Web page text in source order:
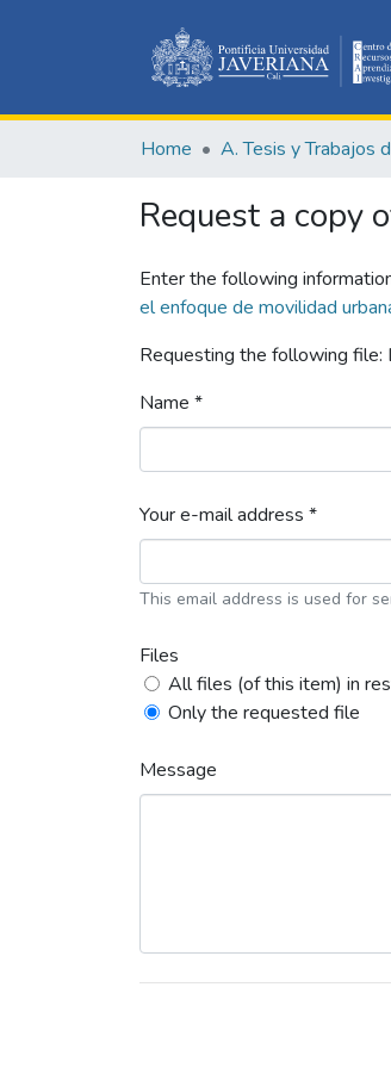
Home A. Tesis y Trabajos
Request a copy
Enter the following
el enfoque de movilidad
Requesting the following file:
Name *
Your e-mail address *
This email address is used for
Files
All files (of this item) in
Only the requested file
Message